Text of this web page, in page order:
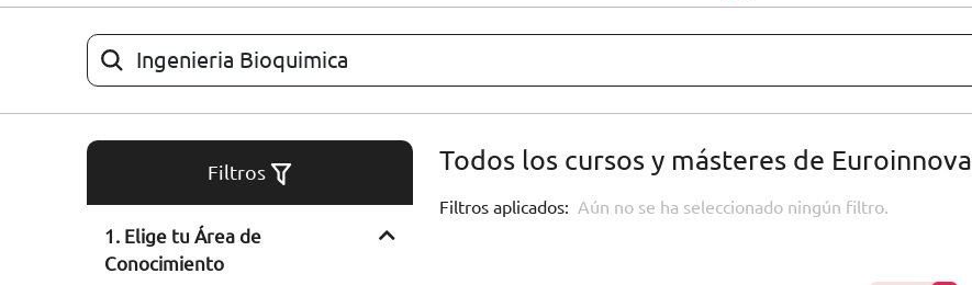
EDUCATIVOS
ARTÍCULOS
ORIENTACIÓN
CONTACTO ES
Filtros
1. Elige tu Área de
Conocimiento
Todos los cursos y másteres de Euroinnova
Filtros aplicados: Aún no se ha seleccionado ningún filtro.